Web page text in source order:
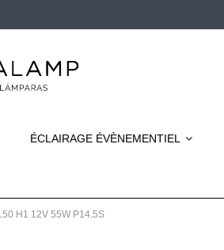
ÉCLAIRAGE ÉVÈNEMENTIEL
H1 12V 55W P14.5S